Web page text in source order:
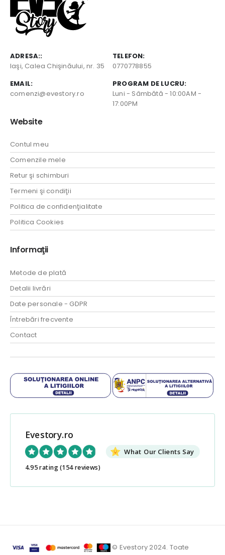
ADRESA::
Iaşi, Calea Chişinăului, nr. 35
TELEFON:
0770778855
EMAIL:
comenzi@evestory.ro
PROGRAM DE LUCRU:
Luni - Sâmbătă - 10:00AM -
17:00PM
Website
Contul meu
Comenzile mele
Retur şi schimburi
Termeni şi condiţii
Politica de confidenţialitate
Politica Cookies
Informaţii
Metode de plată
Detalii livrări
Date personale - GDPR
Întrebări frecvente
Contact
Evestory.ro
What Our Clients Say
4.95 rating(154 reviews)
© Evestory 2024. Toate